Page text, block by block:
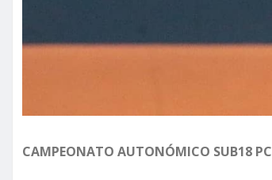
CAMPEONATO AUTONÓMICO SUB18 PC